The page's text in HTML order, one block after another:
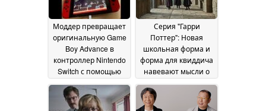
Моддер превращает
оригинальную Game
Boy Advance в
контроллер Nintendo
Switch с помощью
кабеля GBA Link
Cable23 May 2026
Серия "Гарри
Поттер": Новая
школьная форма и
форма для квиддича
навевают мысли о
наследии Хогвартса